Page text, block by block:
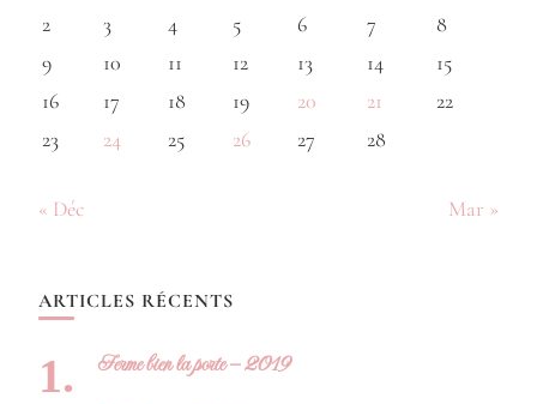
2
3 4 5 6 7
8
9
10 11 12 13 14
15
16
17 18 19 20 21
22
23
24 25 26 27 28
« Déc Mar »
ARTICLES RÉCENTS
Ferme bien la porte – 2019